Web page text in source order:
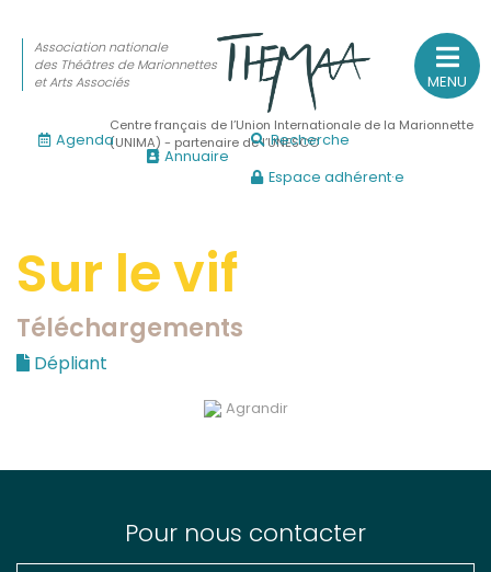
Sur le feu
(Actualités, annonces, vie professionnelle)
Sur le vif
(Agenda, spectacles, événements des adhérents)
Sur le terrain
MENU
Association nationale
des Théâtres de Marionnettes
et Arts Associés
Centre français de l’Union Internationale de la Marionnette
(UNIMA) - partenaire de l’UNESCO
Agenda
Annuaire
Recherche
Espace adhérent·e
Sur le vif
Téléchargements
Dépliant
Agrandir
Pour nous contacter